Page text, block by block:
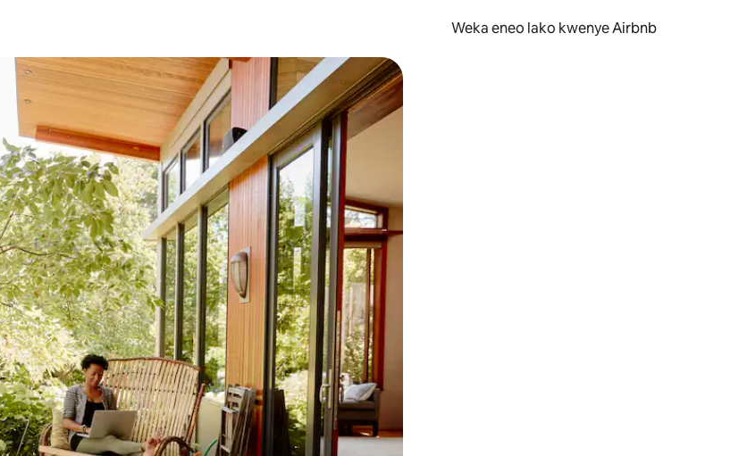
Weka eneo lako kwenye Airbnb
vya juu na chini au uchunguze kwa kugusa au kutelezesha kidole kwenye ishara.